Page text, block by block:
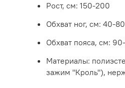
Рост, см: 150-200
Обхват ног, см: 40-80
Обхват пояса, см:
Материалы:
зажим "Кроль"),